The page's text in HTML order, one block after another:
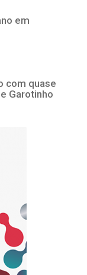
em
com quase
Garotinho